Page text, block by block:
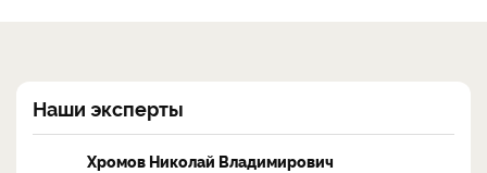
Наши эксперты
Хромов Николай Владимирович